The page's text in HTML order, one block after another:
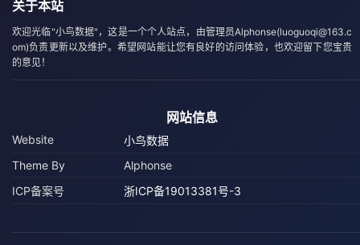
关于本站
欢迎光临"小鸟数据"，这是一个个人站点，由管理员Alphonse(luoguoqi@163.c
om)负责更新以及维护。希望网站能让您有良好的访问体验，也欢迎留下您宝贵
的意见！
网站信息
Website
小鸟数据
Theme By
Alphonse
ICP备案号
浙ICP备19013381号-3